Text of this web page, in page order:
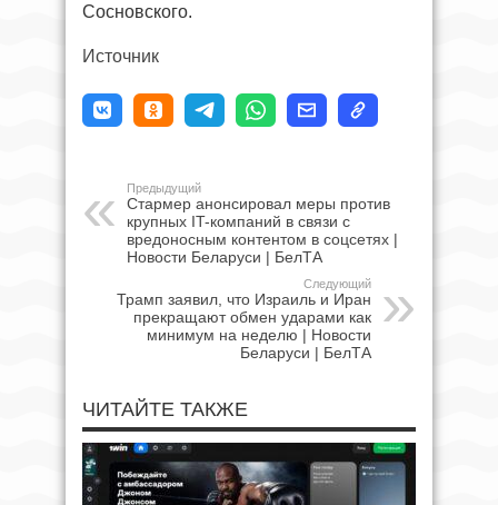
Сосновского.
Источник
Предыдущий
Стармер анонсировал меры против
крупных IT-компаний в связи с
вредоносным контентом в соцсетях |
Новости Беларуси | БелТА
Следующий
Трамп заявил, что Израиль и Иран
прекращают обмен ударами как
минимум на неделю | Новости
Беларуси | БелТА
ЧИТАЙТЕ ТАКЖЕ